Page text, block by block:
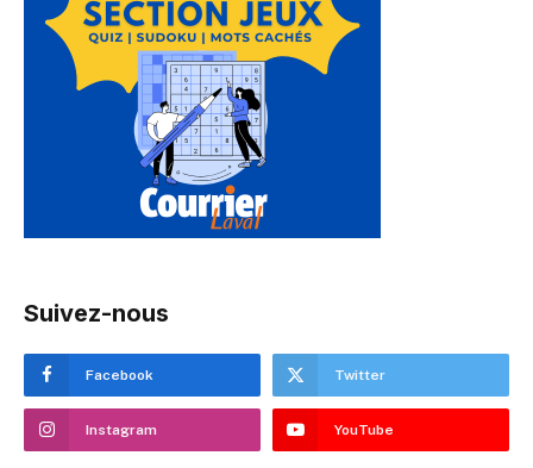
Suivez-nous
Facebook Twitter
Instagram YouTube